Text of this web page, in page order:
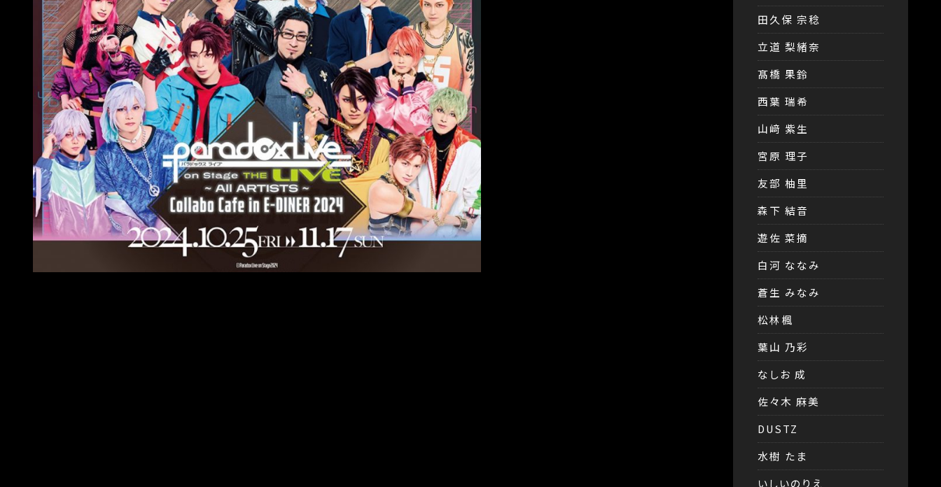
田久保 宗稔
立道 梨緒奈
髙橋 果鈴
西葉 瑞希
山﨑 紫生
宮原 理子
友部 柚里
森下 結音
遊佐 菜摘
白河 ななみ
蒼生 みなみ
松林楓
葉山 乃彩
なしお 成
佐々木 麻美
DUSTZ
水樹 たま
いしいのりえ